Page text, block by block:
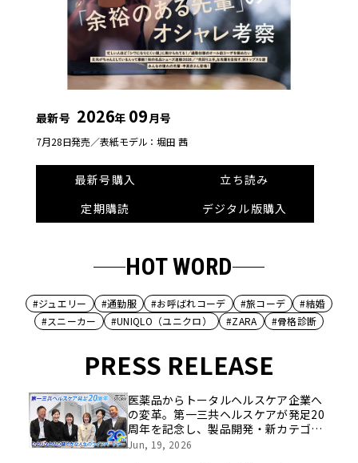
最新号 2026年 09月号
7月28日発売／表紙モデル：堀田 茜
最新号購入
立ち読み
定期購読
デジタル版購入
HOT WORD
#ジュエリー #通勤服 #お呼ばれコーデ #旅コーデ
#結婚
#スニーカー
#UNIQLO（ユニクロ） #ZARA #骨格診断
PRESS RELEASE
医薬品からトータルヘルスケア企業へ
の変革。第一三共ヘルスケアが発足20
周年を記念し、製品開発・新カテゴリ
挑戦の舞台や旧社統合時のエピソード
Jun, 19, 2026